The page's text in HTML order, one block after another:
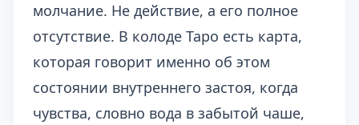
молчание. Не действие, а его полное
отсутствие. В колоде Таро есть карта,
которая говорит именно об этом
состоянии внутреннего застоя, когда
чувства, словно вода в забытой чаше,